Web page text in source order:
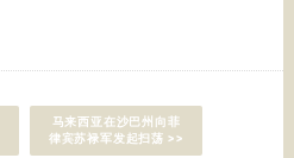
马来西亚在沙巴州向菲
律宾苏禄军发起扫荡 >>